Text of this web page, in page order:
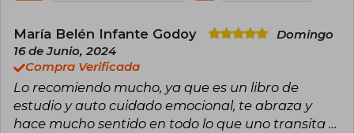
sabiduría y mi camino es simplemente
recordarlo para mí y quizás
también para alguien más.
María Belén Infante Godoy
Domingo
16 de Junio, 2024
Compra Verificada
Lo recomiendo mucho, ya que es un libro de
estudio y auto cuidado emocional, te abraza y
hace mucho sentido en todo lo que uno transita …